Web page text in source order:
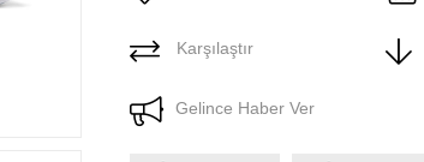
Karşılaştır
Gelince Haber Ver